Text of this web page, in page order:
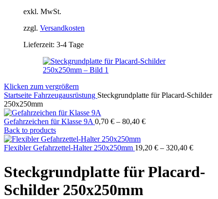
exkl. MwSt.
zzgl. Versandkosten
Lieferzeit: 3-4 Tage
Klicken zum vergrößern
Startseite Fahrzeugausrüstung Steckgrundplatte für Placard-Schilder
250x250mm
Gefahrzeichen für Klasse 9A 0,70 € – 80,40 €
Back to products
Flexibler Gefahrzettel-Halter 250x250mm 19,20 € – 320,40 €
Steckgrundplatte für Placard-
Schilder 250x250mm